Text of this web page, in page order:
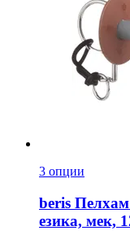
3 опции
beris Пелхам
езика, мек,